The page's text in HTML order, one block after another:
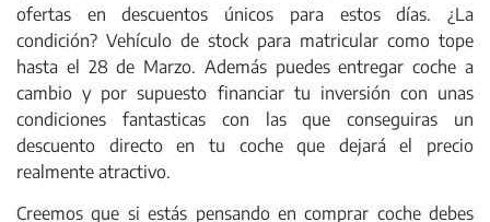
ofertas en descuentos únicos para estos días. ¿La
condición? Vehículo de stock para matricular como tope
hasta el 28 de Marzo. Además puedes entregar coche a
cambio y por supuesto financiar tu inversión con unas
condiciones fantasticas con las que conseguiras un
descuento directo en tu coche que dejará el precio
realmente atractivo.
Creemos que si estás pensando en comprar coche debes